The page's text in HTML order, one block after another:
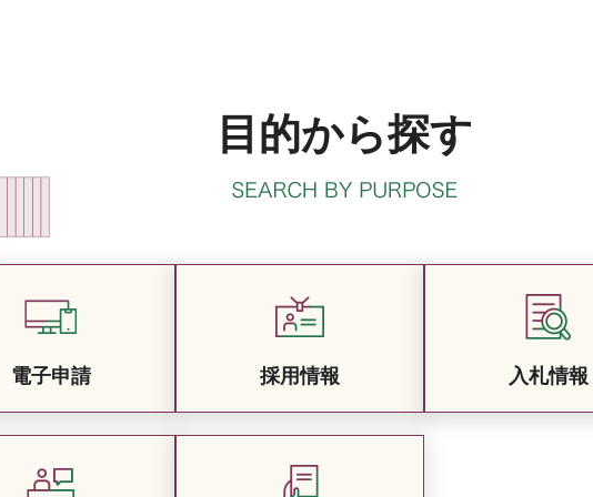
目的から探す
電子申請 採用情報 入札情報